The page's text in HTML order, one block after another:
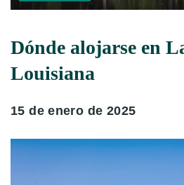
Dónde alojarse en
Louisiana
15 de enero de 2025